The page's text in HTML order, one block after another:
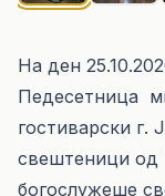
На ден
Педесетница
гостиварски г.
свештеници од
богослужеше